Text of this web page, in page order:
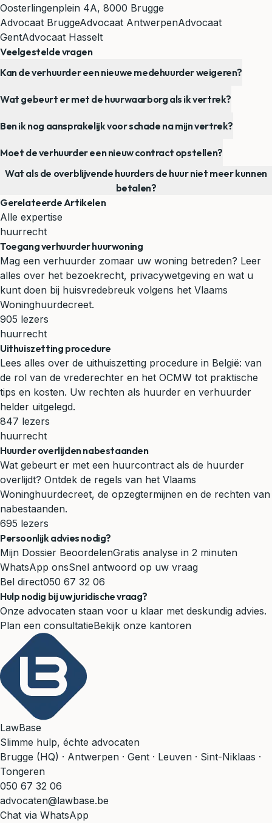
Oosterlingenplein 4A, 8000 Brugge
Advocaat BruggeAdvocaat AntwerpenAdvocaat
GentAdvocaat Hasselt
Veelgestelde vragen
Kan de verhuurder een nieuwe medehuurder weigeren?
Wat gebeurt er met de huurwaarborg als ik vertrek?
Ben ik nog aansprakelijk voor schade na mijn vertrek?
Moet de verhuurder een nieuw contract opstellen?
Wat als de overblijvende huurders de huur niet meer kunnen
betalen?
Gerelateerde Artikelen
Alle expertise
huurrecht
Toegang verhuurder huurwoning
Mag een verhuurder zomaar uw woning betreden? Leer
alles over het bezoekrecht, privacywetgeving en wat u
kunt doen bij huisvredebreuk volgens het Vlaams
Woninghuurdecreet.
905 lezers
huurrecht
Uithuiszetting procedure
Lees alles over de uithuiszetting procedure in België: van
de rol van de vrederechter en het OCMW tot praktische
tips en kosten. Uw rechten als huurder en verhuurder
helder uitgelegd.
847 lezers
huurrecht
Huurder overlijden nabestaanden
Wat gebeurt er met een huurcontract als de huurder
overlijdt? Ontdek de regels van het Vlaams
Woninghuurdecreet, de opzegtermijnen en de rechten van
nabestaanden.
695 lezers
Persoonlijk advies nodig?
Mijn Dossier BeoordelenGratis analyse in 2 minuten
WhatsApp onsSnel antwoord op uw vraag
Bel direct050 67 32 06
Hulp nodig bij uw juridische vraag?
Onze advocaten staan voor u klaar met deskundig advies.
Plan een consultatieBekijk onze kantoren
LawBase
Slimme hulp, échte advocaten
Brugge (HQ) · Antwerpen · Gent · Leuven · Sint-Niklaas ·
Tongeren
050 67 32 06
advocaten@lawbase.be
Chat via WhatsApp